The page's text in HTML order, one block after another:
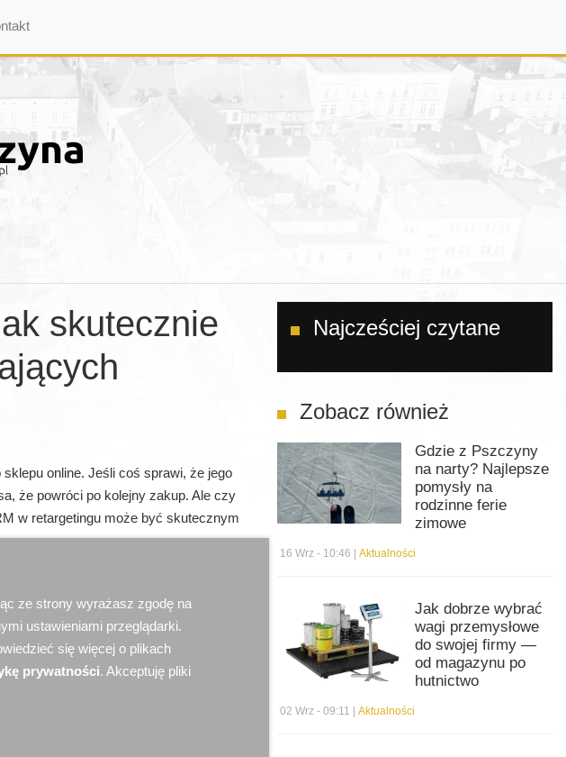
skutecznie
online. Jeśli coś sprawi, że jego
że powróci po kolejny zakup. Ale czy
w retargetingu może być skutecznym
Najcześciej czytane
Zobacz również
Gdzie z Pszczyny
na narty? Najlepsze
pomysły na
rodzinne ferie
zimowe
16 Wrz - 10:46 | Aktualności
Jak dobrze wybrać
wagi przemysłowe
do swojej firmy —
od magazynu po
hutnictwo
02 Wrz - 09:11 | Aktualności
ze strony wyrażasz zgodę na
ustawieniami przeglądarki.
się więcej o plikach
prywatności. Akceptuję pliki